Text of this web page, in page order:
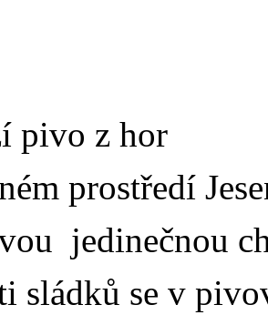
pivo z hor
prostředí
jedinečnou
sládků se v